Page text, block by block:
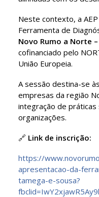
Neste contexto, a
Ferramenta de
Novo Rumo a Norte
cofinanciado pelo
União Europeia.
A sessão destina-se
empresas da região
integração de
organizações.
🔗 Link de inscrição:
https://
apresentacao-da-
tamega-e-sousa?